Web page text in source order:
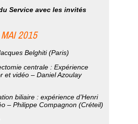
Service avec les invités
2015
Belghiti (Paris)
centrale : Expérience
et vidéo – Daniel Azoulay
biliaire : expérience d’Henri
– Philippe Compagnon (Créteil)